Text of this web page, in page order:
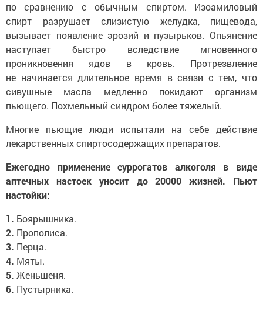
по сравнению с обычным спиртом. Изоамиловый
спирт разрушает слизистую желудка, пищевода,
вызывает появление эрозий и пузырьков. Опьянение
наступает быстро вследствие мгновенного
проникновения ядов в кровь. Протрезвление
не начинается длительное время в связи с тем, что
сивушные масла медленно покидают организм
пьющего. Похмельный синдром более тяжелый.
Многие пьющие люди испытали на себе действие
лекарственных спиртосодержащих препаратов.
Ежегодно применение суррогатов алкоголя в виде
аптечных настоек уносит до 20000 жизней.
Пьют
настойки:
1. Боярышника.
2. Прополиса.
3. Перца.
4. Мяты.
5. Женьшеня.
6. Пустырника.